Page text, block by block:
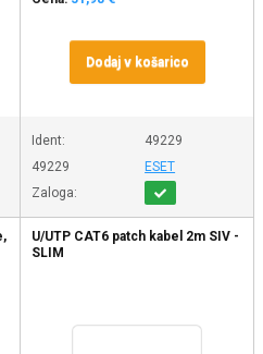
Dodaj v košarico
Ident:
49229
49229
ESET
Zaloga:
U/UTP CAT6 patch kabel 2m SIV -
SLIM